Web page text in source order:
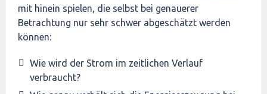
mit hinein spielen, die selbst bei genauerer
Betrachtung nur sehr schwer abgeschätzt werden
können:
Wie wird der Strom im zeitlichen Verlauf
verbraucht?